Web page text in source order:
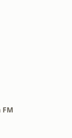
FM